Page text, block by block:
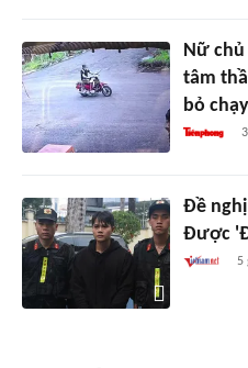
Nữ
tâm
bỏ chạy
Đề
Được
5